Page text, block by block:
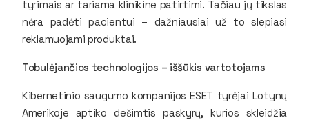
tyrimais ar tariama klinikine patirtimi. Tačiau jų tikslas
nėra padėti pacientui – dažniausiai už to slepiasi
reklamuojami produktai.
Tobulėjančios technologijos – iššūkis vartotojams
Kibernetinio saugumo kompanijos ESET tyrėjai Lotynų
Amerikoje aptiko dešimtis paskyrų, kurios skleidžia